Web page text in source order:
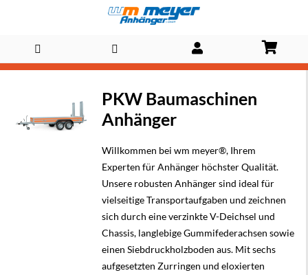
Direkt
Inhalt
PKW Baumaschinen
Anhänger
Willkommen bei wm meyer®, Ihrem
Experten für Anhänger höchster Qualität.
Unsere robusten Anhänger sind ideal für
vielseitige Transportaufgaben und zeichnen
sich durch eine verzinkte V-Deichsel und
Chassis, langlebige Gummifederachsen sowie
einen Siebdruckholzboden aus. Mit sechs
aufgesetzten Zurringen und eloxierten